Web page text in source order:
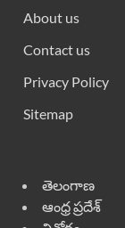
About us
Contact us
Privacy Policy
Sitemap
తెలంగాణ
ఆంధ్ర ప్రదేశ్